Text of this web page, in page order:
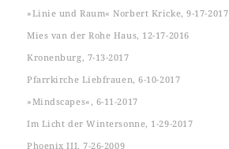
»Linie und Raum« Norbert Kricke, 9-17-2017
Mies van der Rohe Haus, 12-17-2016
Kronenburg, 7-13-2017
Pfarrkirche Liebfrauen, 6-10-2017
»Mindscapes«, 6-11-2017
Im Licht der Wintersonne, 1-29-2017
Phoenix III, 7-26-2009